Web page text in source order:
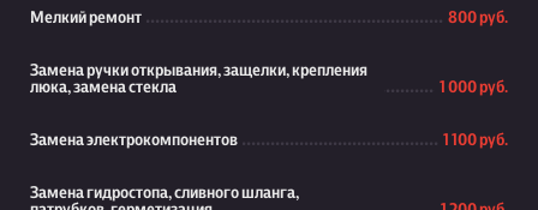
Мелкий ремонт 800 руб.
Замена ручки открывания, защелки, крепления
люка, замена стекла
1 000 руб.
Замена электрокомпонентов 1 100 руб.
Замена гидростопа, сливного шланга,